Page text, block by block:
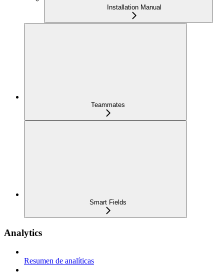
Installation Manual
Teammates
Smart Fields
Analytics
Resumen de analíticas